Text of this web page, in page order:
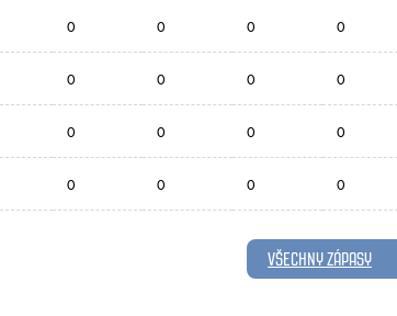
0 0 0 0
0 0 0 0
0 0 0 0
0 0 0 0
VŠECHNY ZÁPASY